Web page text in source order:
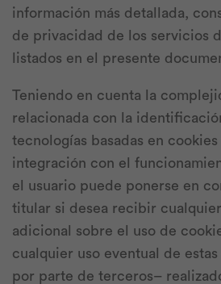
información más detallada,
de privacidad de los servicios
listados en el presente
Teniendo en cuenta la
relacionada con la
tecnologías basadas en
integración con el
el usuario puede ponerse en
titular si desea recibir
adicional sobre el uso de
cualquier uso eventual de
por parte de terceros–